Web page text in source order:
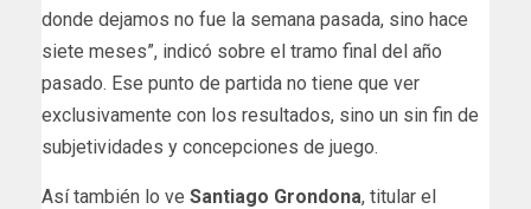
donde dejamos no fue la semana pasada, sino hace
siete meses”, indicó sobre el tramo final del año
pasado. Ese punto de partida no tiene que ver
exclusivamente con los resultados, sino un sin fin de
subjetividades y concepciones de juego.
Así también lo ve Santiago Grondona, titular el